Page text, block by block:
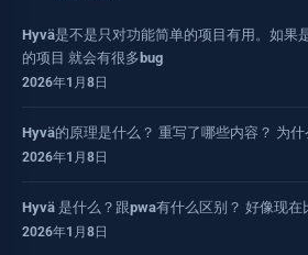
Hyvä是不是只对功能简单的项目有用。如果
的项目 就会有很多bug
2026年1月8日
Hyvä的原理是什么？ 重写了哪些内容？ 为
2026年1月8日
Hyvä 是什么？跟pwa有什么区别？ 好像现
2026年1月8日